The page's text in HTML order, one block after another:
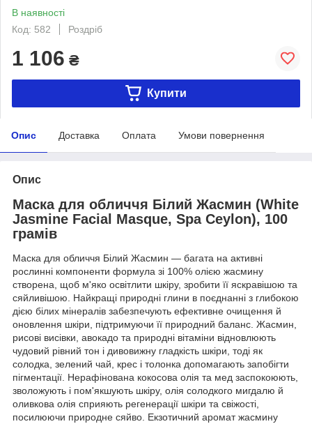
В наявності
Код: 582
Роздріб
1 106 ₴
Купити
Опис Доставка Оплата Умови повернення
Опис
Маска для обличчя Білий Жасмин (White
Jasmine Facial Masque, Spa Ceylon), 100
грамів
Маска для обличчя Білий Жасмин — багата на активні
рослинні компоненти формула зі 100% олією жасмину
створена, щоб м'яко освітлити шкіру, зробити її яскравішою та
сяйливішою. Найкращі природні глини в поєднанні з глибокою
дією білих мінералів забезпечують ефективне очищення й
оновлення шкіри, підтримуючи її природний баланс. Жасмин,
рисові висівки, авокадо та природні вітаміни відновлюють
чудовий рівний тон і дивовижну гладкість шкіри, тоді як
солодка, зелений чай, крес і толонка допомагають запобігти
пігментації. Нерафінована кокосова олія та мед заспокоюють,
зволожують і пом'якшують шкіру, олія солодкого мигдалю й
оливкова олія сприяють регенерації шкіри та свіжості,
посилюючи природне сяйво. Екзотичний аромат жасмину